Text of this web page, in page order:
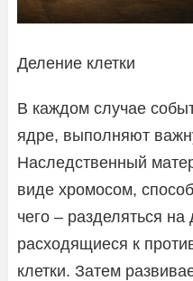
Деление клетки
В каждом случае
ядре, выполняют
Наследственный
виде хромосом,
чего – разделяться
расходящиеся к
клетки. Затем